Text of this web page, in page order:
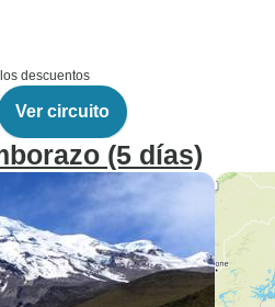
descuentos
Ver circuito
(5 días)